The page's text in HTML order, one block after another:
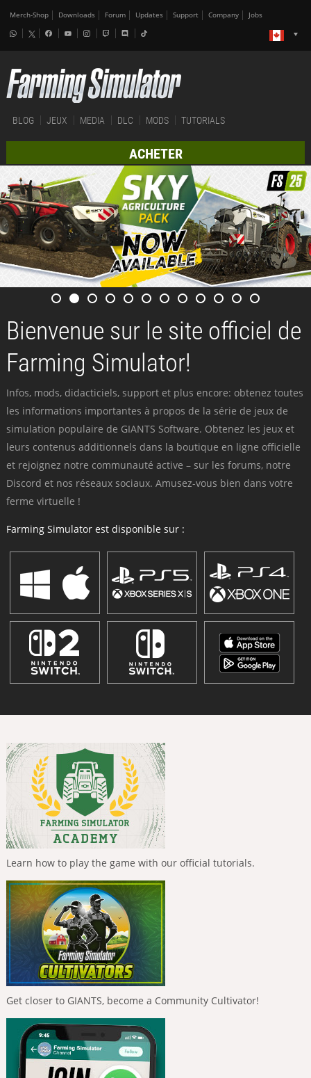
Merch-Shop Downloads Forum Updates Support Company Jobs
BLOG JEUX MEDIA DLC MODS TUTORIALS
ACHETER
Bienvenue sur le site officiel de
Farming Simulator!
Infos, mods, didacticiels, support et plus encore: obtenez toutes
les informations importantes à propos de la série de jeux de
simulation populaire de GIANTS Software. Obtenez les jeux et
leurs contenus additionnels dans la boutique en ligne officielle
et rejoignez notre communauté active – sur les forums, notre
Discord et nos réseaux sociaux. Amusez-vous bien dans votre
ferme virtuelle !
Farming Simulator est disponible sur :
Learn how to play the game with our official tutorials.
Get closer to GIANTS, become a Community Cultivator!